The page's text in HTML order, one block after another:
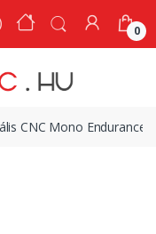
0
CNC Mono Endurance
0